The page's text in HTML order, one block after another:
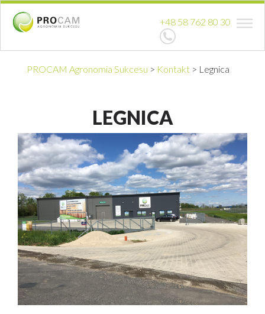
+48 58 762 80 30
PROCAM Agronomia Sukcesu > Kontakt > Legnica
LEGNICA